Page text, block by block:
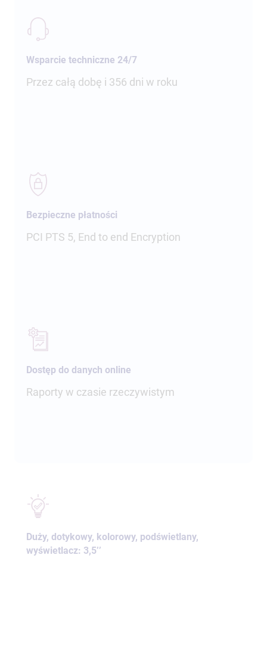
Wsparcie techniczne 24/7
Przez całą dobę i 356 dni w roku
Bezpieczne płatności
PCI PTS 5, End to end Encryption
Dostęp do danych online
Raporty w czasie rzeczywistym
Duży, dotykowy, kolorowy, podświetlany,
wyświetlacz: 3,5’’